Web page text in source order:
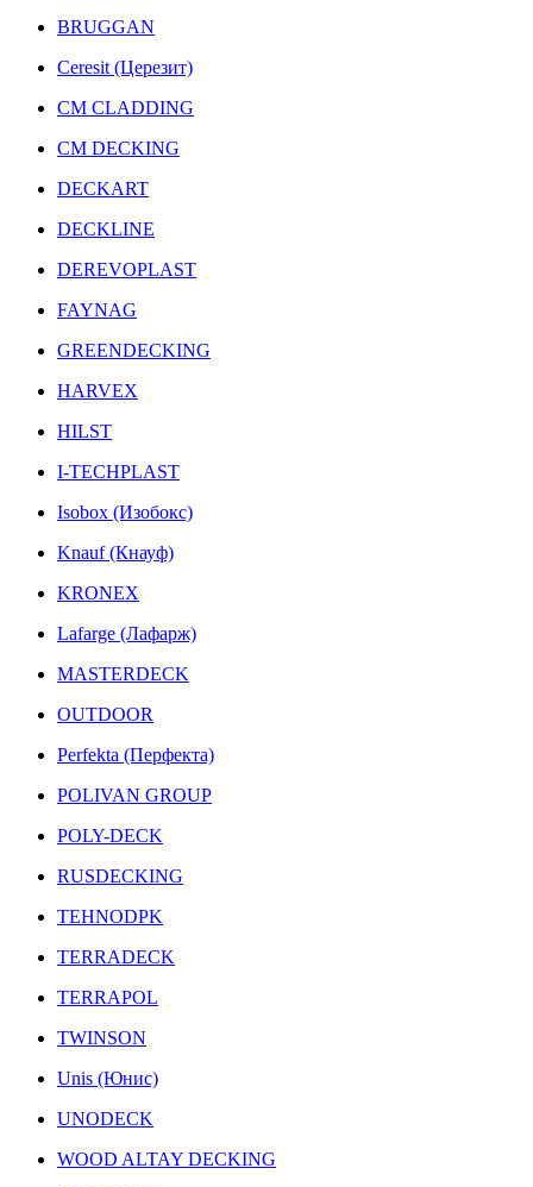
BRUGGAN
Ceresit (Церезит)
CM CLADDING
CM DECKING
DECKART
DECKLINE
DEREVOPLAST
FAYNAG
GREENDECKING
HARVEX
HILST
I-TECHPLAST
Isobox (Изобокс)
Knauf (Кнауф)
KRONEX
Lafarge (Лафарж)
MASTERDECK
OUTDOOR
Perfekta (Перфекта)
POLIVAN GROUP
POLY-DECK
RUSDECKING
TEHNODPK
TERRADECK
TERRAPOL
TWINSON
Unis (Юнис)
UNODECK
WOOD ALTAY DECKING